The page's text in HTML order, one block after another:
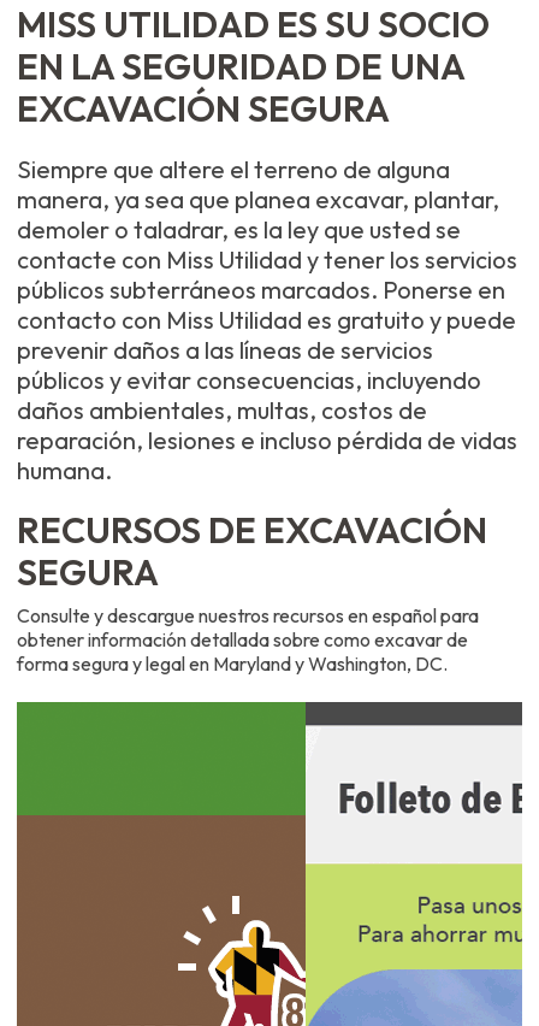
MISS UTILIDAD ES SU SOCIO
EN LA SEGURIDAD DE UNA
EXCAVACIÓN SEGURA
Siempre que altere el terreno de alguna
manera, ya sea que planea excavar, plantar,
demoler o taladrar, es la ley que usted se
contacte con Miss Utilidad y tener los servicios
públicos subterráneos marcados. Ponerse en
contacto con Miss Utilidad es gratuito y puede
prevenir daños a las líneas de servicios
públicos y evitar consecuencias, incluyendo
daños ambientales, multas, costos de
reparación, lesiones e incluso pérdida de vidas
humana.
RECURSOS DE EXCAVACIÓN
SEGURA
Consulte y descargue nuestros recursos en español para
obtener información detallada sobre como excavar de
forma segura y legal en Maryland y Washington, DC.